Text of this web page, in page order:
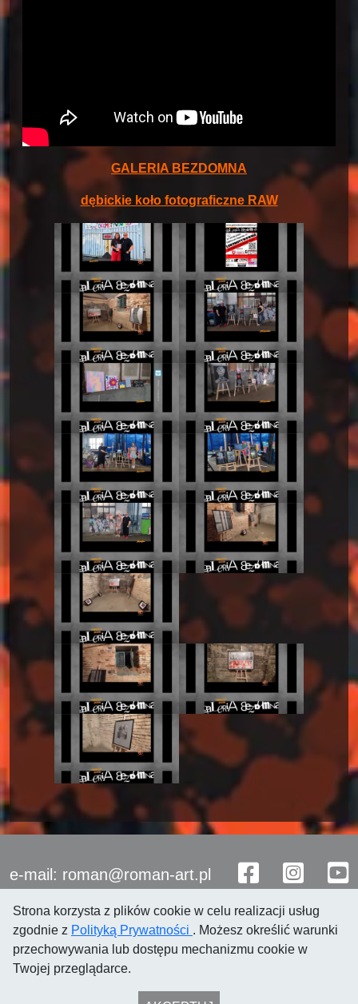
GALERIA BEZDOMNA
dębickie koło fotograficzne RAW
e-mail: roman@roman-art.pl
© 2021 Roman Przewoźnik
Strona korzysta z plików cookie w celu realizacji usług
zgodnie z Polityką Prywatności . Możesz określić warunki
przechowywania lub dostępu mechanizmu cookie w
Twojej przeglądarce.